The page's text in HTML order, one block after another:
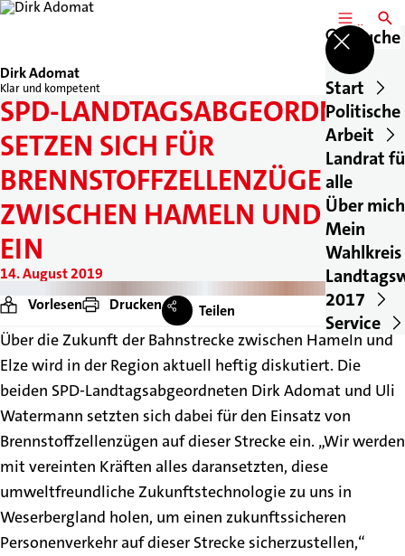
Dirk Adomat
Klar und kompetent
MENÜSuche
Start
Politische
Arbeit
Landrat
alle
Über mich
Mein
Wahlkreis
2017
Service
SPD-LANDTAGSABGEORDNETE
SETZEN SICH FÜR
BRENNSTOFFZELLENZÜGE
ZWISCHEN HAMELN UND ELZE
EIN
14. August 2019
Vorlesen
Drucken Teilen
Über die Zukunft der Bahnstrecke zwischen Hameln und
Elze wird in der Region aktuell heftig diskutiert. Die
beiden SPD-Landtagsabgeordneten Dirk Adomat und Uli
Watermann setzten sich dabei für den Einsatz von
Brennstoffzellenzügen auf dieser Strecke ein. „Wir werden
mit vereinten Kräften alles daransetzten, diese
umweltfreundliche Zukunftstechnologie zu uns in
Weserbergland holen, um einen zukunftssicheren
Personenverkehr auf dieser Strecke sicherzustellen,“